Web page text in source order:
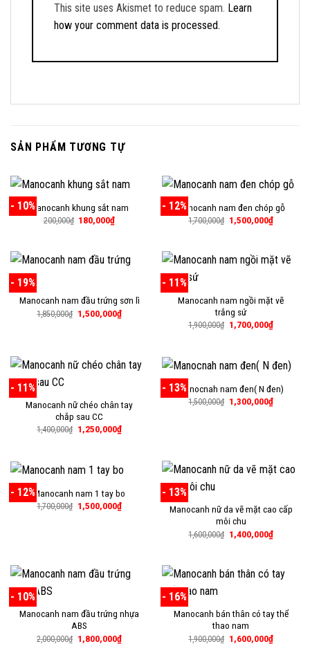
This site uses Akismet to reduce spam. Learn
how your comment data is processed.
SẢN PHẨM TƯƠNG TỰ
- 10%Manocanh khung sắt nam
200,000₫ Giá
180,000₫Giá
180,000₫.
- 12%Manocanh nam đen chóp gỗ
1,700,000₫ Giá
gốc
1,500,000₫Giá
hiện
- 19%
Manocanh nam đầu trứng sơn lì
1,850,000₫ Giá
gốc
1,500,000₫Giá
hiện
- 11%
Manocanh nam ngồi mặt vẽ
trắng sứ
1,900,000₫ Giá
gốc
1,700,000₫Giá
hiện
- 11%
Manocanh nữ chéo chân tay
chắp sau CC
1,400,000₫ Giá
gốc
1,250,000₫Giá
hiện
1,250,000₫.
- 13%Manocnah nam đen( N đen)
1,500,000₫ Giá
gốc
1,300,000₫Giá
hiện
- 12%Manocanh nam 1 tay bo
1,700,000₫ Giá
gốc
1,500,000₫Giá
hiện
- 13%
Manocanh nữ da vẽ mặt cao cấp
môi chu
1,600,000₫ Giá
gốc
1,400,000₫Giá
hiện
- 10%
Manocanh nam đầu trứng nhựa
ABS
2,000,000₫ Giá
gốc
1,800,000₫Giá
hiện
- 16%
Manocanh bán thân có tay thể
thao nam
1,900,000₫ Giá
gốc
1,600,000₫Giá
hiện